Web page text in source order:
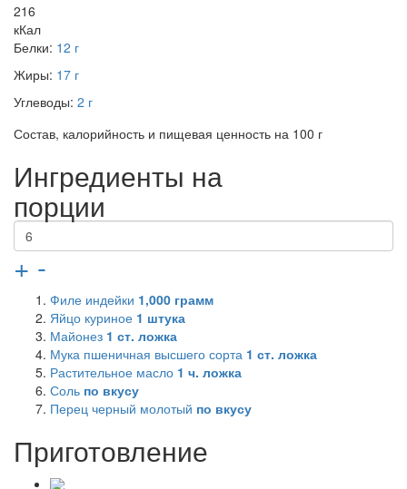
216
кКал
Белки: 12 г
Жиры: 17 г
Углеводы: 2 г
Состав, калорийность и пищевая ценность на 100 г
Ингредиенты на
порции
+ -
Филе индейки 1,000 грамм
Яйцо куриное 1 штука
Майонез 1 ст. ложка
Мука пшеничная высшего сорта 1 ст. ложка
Растительное масло 1 ч. ложка
Соль по вкусу
Перец черный молотый по вкусу
Приготовление